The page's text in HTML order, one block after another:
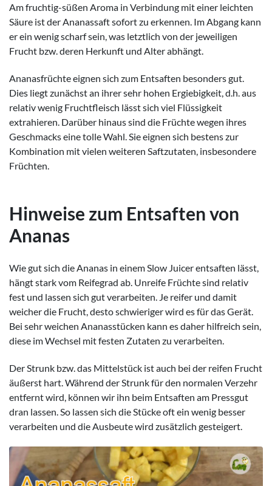
Am fruchtig-süßen Aroma in Verbindung mit einer leichten
Säure ist der Ananassaft sofort zu erkennen. Im Abgang kann
er ein wenig scharf sein, was letztlich von der jeweiligen
Frucht bzw. deren Herkunft und Alter abhängt.
Ananasfrüchte eignen sich zum Entsaften besonders gut.
Dies liegt zunächst an ihrer sehr hohen Ergiebigkeit, d.h. aus
relativ wenig Fruchtfleisch lässt sich viel Flüssigkeit
extrahieren. Darüber hinaus sind die Früchte wegen ihres
Geschmacks eine tolle Wahl. Sie eignen sich bestens zur
Kombination mit vielen weiteren Saftzutaten, insbesondere
Früchten.
Hinweise zum Entsaften von
Ananas
Wie gut sich die Ananas in einem Slow Juicer entsaften lässt,
hängt stark vom Reifegrad ab. Unreife Früchte sind relativ
fest und lassen sich gut verarbeiten. Je reifer und damit
weicher die Frucht, desto schwieriger wird es für das Gerät.
Bei sehr weichen Ananasstücken kann es daher hilfreich sein,
diese im Wechsel mit festen Zutaten zu verarbeiten.
Der Strunk bzw. das Mittelstück ist auch bei der reifen Frucht
äußerst hart. Während der Strunk für den normalen Verzehr
entfernt wird, können wir ihn beim Entsaften am Pressgut
dran lassen. So lassen sich die Stücke oft ein wenig besser
verarbeiten und die Ausbeute wird zusätzlich gesteigert.